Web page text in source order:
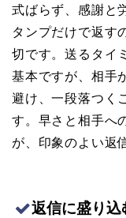
式ばらず、感謝と
タンプだけで返す
切です。送るタイ
基本ですが、相手
避け、一段落つく
す。早さと相手へ
が、印象のよい返
返信に盛り